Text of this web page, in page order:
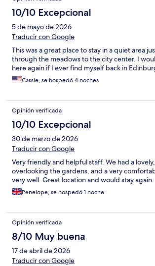
10/10 Excepcional
5 de mayo de 2026
Traducir con Google
This was a great place to stay in a quiet area
through the meadows to the city center. I
here again if I ever find myself back in
Cassie, se hospedó 4 noches
Opinión verificada
10/10 Excepcional
30 de marzo de 2026
Traducir con Google
Very friendly and helpful staff. We had a
overlooking the gardens, and a very
very well. Great location and would stay again.
Penelope, se hospedó 1 noche
Opinión verificada
8/10 Muy buena
17 de abril de 2026
Traducir con Google